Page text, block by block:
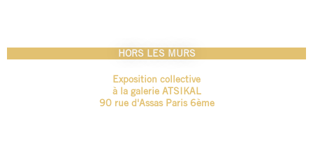
HORS LES MURS
Exposition collective
à la galerie ATSIKAL
90 rue d'Assas Paris 6ème